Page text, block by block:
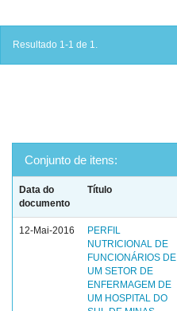
Resultado 1-1 de 1.
Conjunto de itens:
Data do
documento
Título
12-Mai-2016
PERFIL
NUTRICIONAL DE
FUNCIONÁRIOS DE
UM SETOR DE
ENFERMAGEM DE
UM HOSPITAL DO